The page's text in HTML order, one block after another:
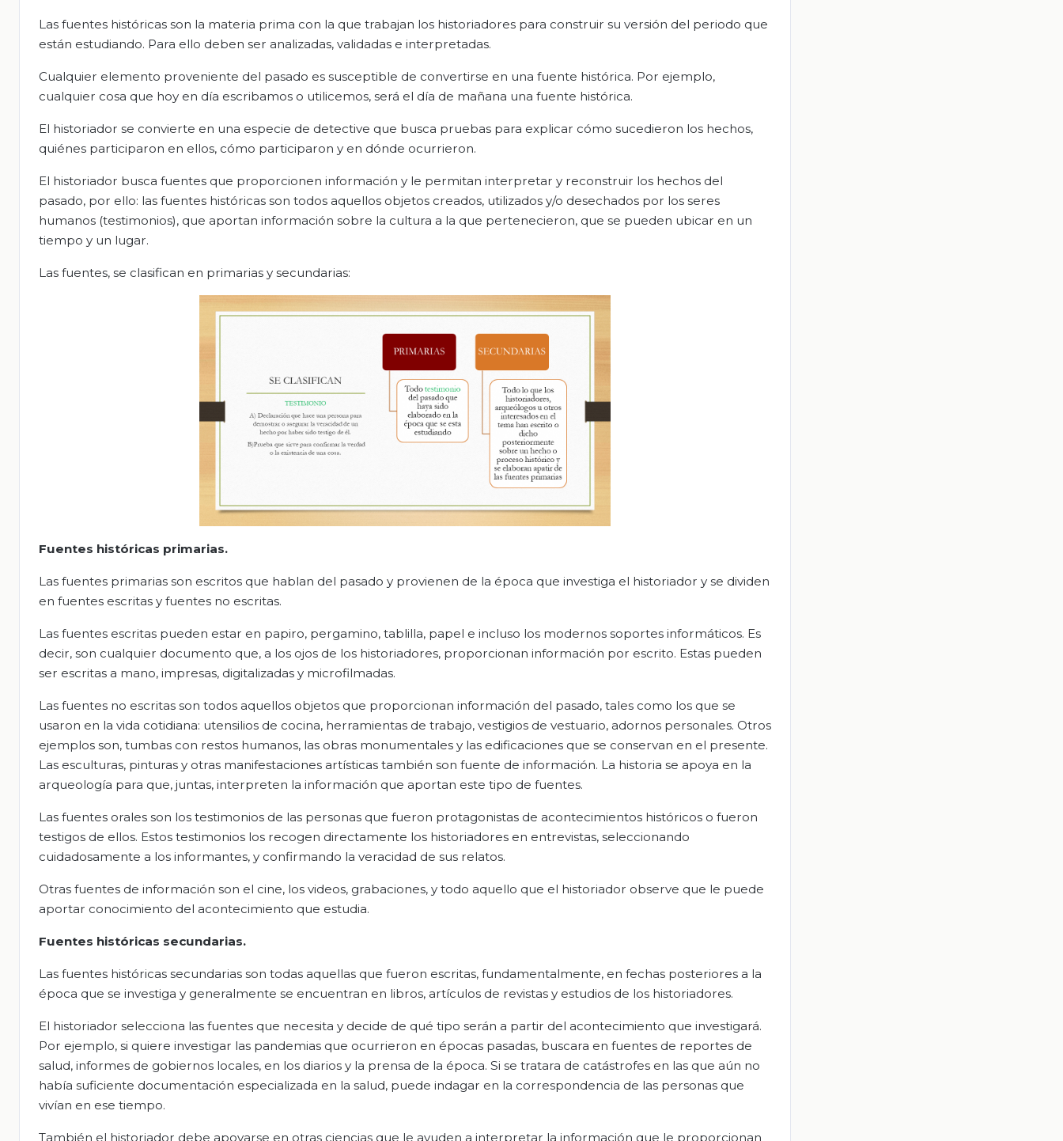
Las fuentes históricas son la materia prima con la que trabajan los historiadores para construir su versión del periodo que
están estudiando. Para ello deben ser analizadas, validadas e interpretadas.
Cualquier elemento proveniente del pasado es susceptible de convertirse en una fuente histórica. Por ejemplo,
cualquier cosa que hoy en día escribamos o utilicemos, será el día de mañana una fuente histórica.
El historiador se convierte en una especie de detective que busca pruebas para explicar cómo sucedieron los hechos,
quiénes participaron en ellos, cómo participaron y en dónde ocurrieron.
El historiador busca fuentes que proporcionen información y le permitan interpretar y reconstruir los hechos del
pasado, por ello: las fuentes históricas son todos aquellos objetos creados, utilizados y/o desechados por los seres
humanos (testimonios), que aportan información sobre la cultura a la que pertenecieron, que se pueden ubicar en un
tiempo y un lugar.
Las fuentes, se clasifican en primarias y secundarias:
Fuentes históricas primarias.
Las fuentes primarias son escritos que hablan del pasado y provienen de la época que investiga el historiador y se dividen
en fuentes escritas y fuentes no escritas.
Las fuentes escritas pueden estar en papiro, pergamino, tablilla, papel e incluso los modernos soportes informáticos. Es
decir, son cualquier documento que, a los ojos de los historiadores, proporcionan información por escrito. Estas pueden
ser escritas a mano, impresas, digitalizadas y microfilmadas.
Las fuentes no escritas son todos aquellos objetos que proporcionan información del pasado, tales como los que se
usaron en la vida cotidiana: utensilios de cocina, herramientas de trabajo, vestigios de vestuario, adornos personales. Otros
ejemplos son, tumbas con restos humanos, las obras monumentales y las edificaciones que se conservan en el presente.
Las esculturas, pinturas y otras manifestaciones artísticas también son fuente de información. La historia se apoya en la
arqueología para que, juntas, interpreten la información que aportan este tipo de fuentes.
Las fuentes orales son los testimonios de las personas que fueron protagonistas de acontecimientos históricos o fueron
testigos de ellos. Estos testimonios los recogen directamente los historiadores en entrevistas, seleccionando
cuidadosamente a los informantes, y confirmando la veracidad de sus relatos.
Otras fuentes de información son el cine, los videos, grabaciones, y todo aquello que el historiador observe que le puede
aportar conocimiento del acontecimiento que estudia.
Fuentes históricas secundarias.
Las fuentes históricas secundarias son todas aquellas que fueron escritas, fundamentalmente, en fechas posteriores a la
época que se investiga y generalmente se encuentran en libros, artículos de revistas y estudios de los historiadores.
El historiador selecciona las fuentes que necesita y decide de qué tipo serán a partir del acontecimiento que investigará.
Por ejemplo, si quiere investigar las pandemias que ocurrieron en épocas pasadas, buscara en fuentes de reportes de
salud, informes de gobiernos locales, en los diarios y la prensa de la época. Si se tratara de catástrofes en las que aún no
había suficiente documentación especializada en la salud, puede indagar en la correspondencia de las personas que
vivían en ese tiempo.
También el historiador debe apoyarse en otras ciencias que le ayuden a interpretar la información que le proporcionan